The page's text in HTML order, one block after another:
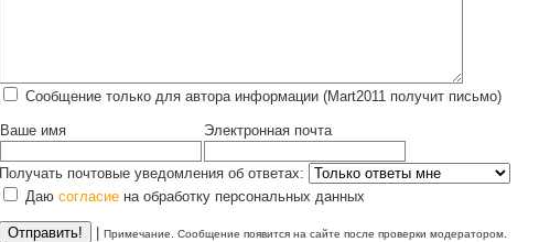
Сообщение только для автора информации (Mart2011 получит письмо)
Ваше имя Электронная почта
Получать почтовые уведомления об ответах:
Даю согласие на обработку персональных данных
Примечание. Сообщение появится на сайте после проверки модератором.